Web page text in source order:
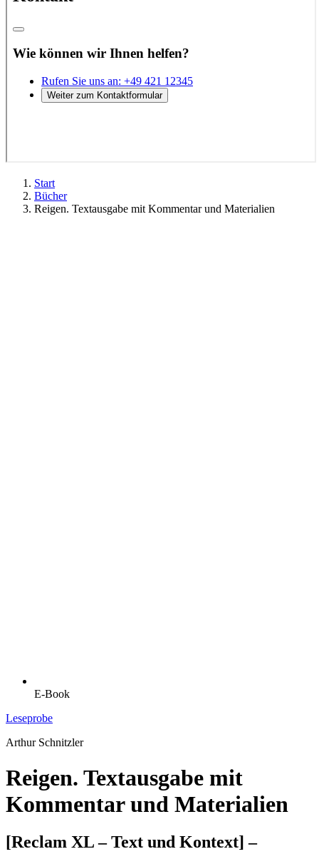
Start
Bücher
Reigen. Textausgabe mit Kommentar und Materialien
E-Book
Leseprobe
Arthur Schnitzler
Reigen. Textausgabe mit
Kommentar und Materialien
[Reclam XL – Text und Kontext] –